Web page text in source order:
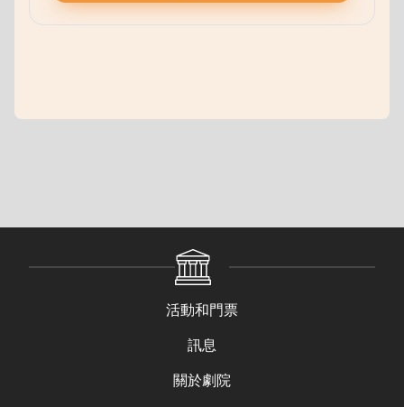
活動和門票
訊息
關於劇院